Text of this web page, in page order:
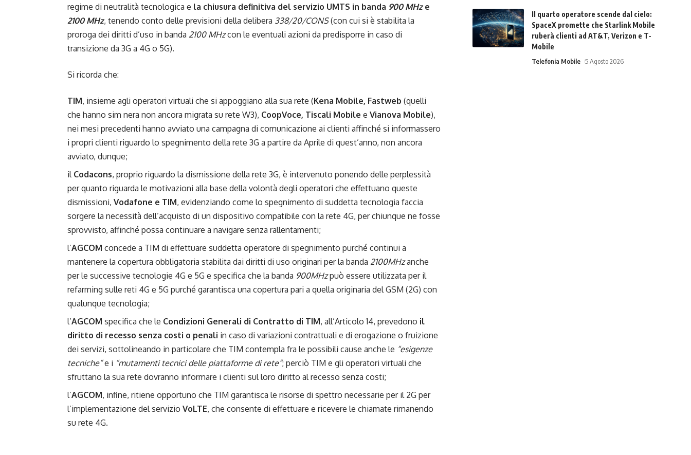
regime di neutralità tecnologica e la chiusura definitiva del servizio UMTS in banda 900 MHze
2100 MHz, tenendo conto delle previsioni della delibera 338/20/CONS(con cui si è stabilita la
proroga dei diritti d’uso in banda 2100 MHzcon le eventuali azioni da predisporre in caso di
transizione da 3G a 4G o 5G).
Si ricorda che:
TIM, insieme agli operatori virtuali che si appoggiano alla sua rete (Kena Mobile, Fastweb (quelli
che hanno sim nera non ancora migrata su rete W3), CoopVoce, Tiscali Mobile e Vianova Mobile),
nei mesi precedenti hanno avviato una campagna di comunicazione ai clienti affinché si informassero
i propri clienti riguardo lo spegnimento della rete 3G a partire da Aprile di quest’anno, non ancora
avviato, dunque;
il Codacons, proprio riguardo la dismissione della rete 3G, è intervenuto ponendo delle perplessità
per quanto riguarda le motivazioni alla base della volontà degli operatori che effettuano queste
dismissioni, Vodafone e TIM, evidenziando come lo spegnimento di suddetta tecnologia faccia
sorgere la necessità dell’acquisto di un dispositivo compatibile con la rete 4G, per chiunque ne fosse
sprovvisto, affinché possa continuare a navigare senza rallentamenti;
l’AGCOM concede a TIM di effettuare suddetta operatore di spegnimento purché continui a
mantenere la copertura obbligatoria stabilita dai diritti di uso originari per la banda 2100MHzanche
per le successive tecnologie 4G e 5G e specifica che la banda 900MHzpuò essere utilizzata per il
refarming sulle reti 4G e 5G purché garantisca una copertura pari a quella originaria del GSM (2G) con
qualunque tecnologia;
l’AGCOM specifica che le Condizioni Generali di Contratto di TIM, all’Articolo 14, prevedono il
diritto di recesso senza costi o penali in caso di variazioni contrattuali e di erogazione o fruizione
dei servizi, sottolineando in particolare che TIM contempla fra le possibili cause anche le “esigenze
tecniche”e i “mutamenti tecnici delle piattaforme di rete”; perciò TIM e gli operatori virtuali che
sfruttano la sua rete dovranno informare i clienti sul loro diritto al recesso senza costi;
l’AGCOM, infine, ritiene opportuno che TIM garantisca le risorse di spettro necessarie per il 2G per
l’implementazione del servizio VoLTE, che consente di effettuare e ricevere le chiamate rimanendo
su rete 4G.
Il quarto operatore scende dal cielo:
SpaceX promette che Starlink Mobile
ruberà clienti ad AT&T, Verizon e T-
Mobile
Telefonia Mobile 5 Agosto 2026